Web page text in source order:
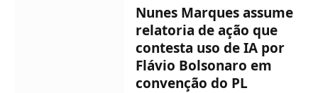
Nunes Marques assume
relatoria de ação que
contesta uso de IA por
Flávio Bolsonaro em
convenção do PL